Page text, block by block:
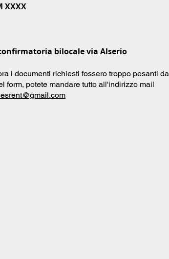
XXXX
bilocale via Alserio
i documenti richiesti fossero troppo pesanti da
form, potete mandare tutto all'indirizzo mail